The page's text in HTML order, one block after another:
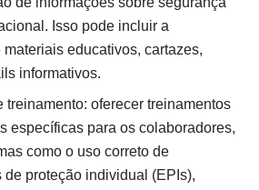
Isso pode incluir a
educativos, cartazes,
informativos.
treinamento: oferecer treinamentos
específicas para os colaboradores,
como o uso correto de
de proteção individual (EPIs),